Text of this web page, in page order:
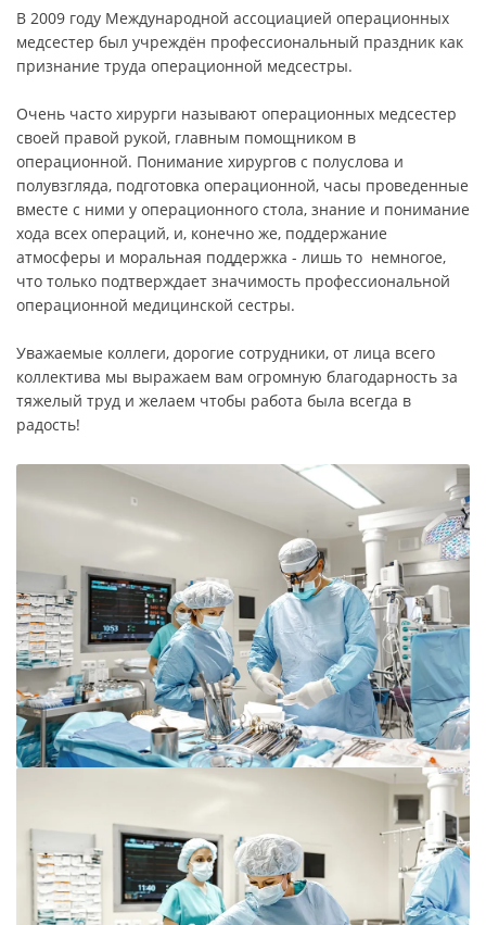
В 2009 году Международной ассоциацией операционных
медсестер был учреждён профессиональный праздник как
признание труда операционной медсестры.
Очень часто хирурги называют операционных медсестер
своей правой рукой, главным помощником в
операционной. Понимание хирургов с полуслова и
полувзгляда, подготовка операционной, часы проведенные
вместе с ними у операционного стола, знание и понимание
хода всех операций, и, конечно же, поддержание
атмосферы и моральная поддержка - лишь то немногое,
что только подтверждает значимость профессиональной
операционной медицинской сестры.
Уважаемые коллеги, дорогие сотрудники, от лица всего
коллектива мы выражаем вам огромную благодарность за
тяжелый труд и желаем чтобы работа была всегда в
радость!